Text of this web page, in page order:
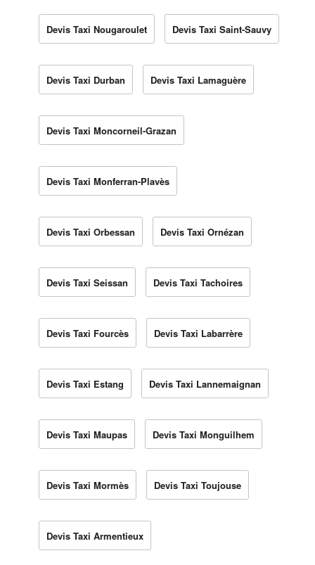
Devis Taxi Nougaroulet Devis Taxi Saint-Sauvy
Devis Taxi Durban Devis Taxi Lamaguère
Devis Taxi Moncorneil-Grazan
Devis Taxi Monferran-Plavès
Devis Taxi Orbessan Devis Taxi Ornézan
Devis Taxi Seissan Devis Taxi Tachoires
Devis Taxi Fourcès Devis Taxi Labarrère
Devis Taxi Estang Devis Taxi Lannemaignan
Devis Taxi Maupas Devis Taxi Monguilhem
Devis Taxi Mormès Devis Taxi Toujouse
Devis Taxi Armentieux